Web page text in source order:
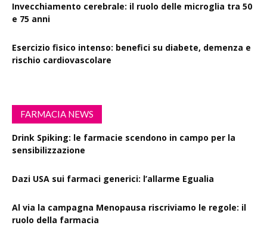
Invecchiamento cerebrale: il ruolo delle microglia tra 50
e 75 anni
Esercizio fisico intenso: benefici su diabete, demenza e
rischio cardiovascolare
FARMACIA NEWS
Drink Spiking: le farmacie scendono in campo per la
sensibilizzazione
Dazi USA sui farmaci generici: l’allarme Egualia
Al via la campagna Menopausa riscriviamo le regole: il
ruolo della farmacia